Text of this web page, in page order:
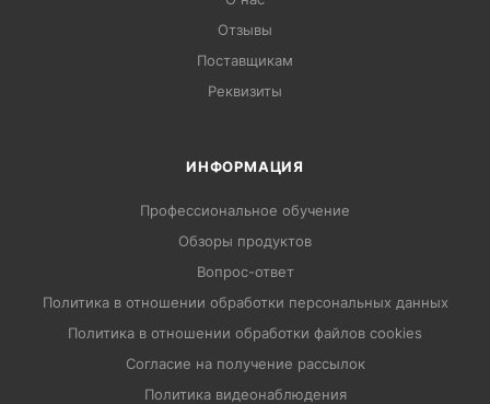
Отзывы
Поставщикам
Реквизиты
ИНФОРМАЦИЯ
Профессиональное обучение
Обзоры продуктов
Вопрос-ответ
Политика в отношении обработки персональных данных
Политика в отношении обработки файлов cookies
Согласие на получение рассылок
Политика видеонаблюдения